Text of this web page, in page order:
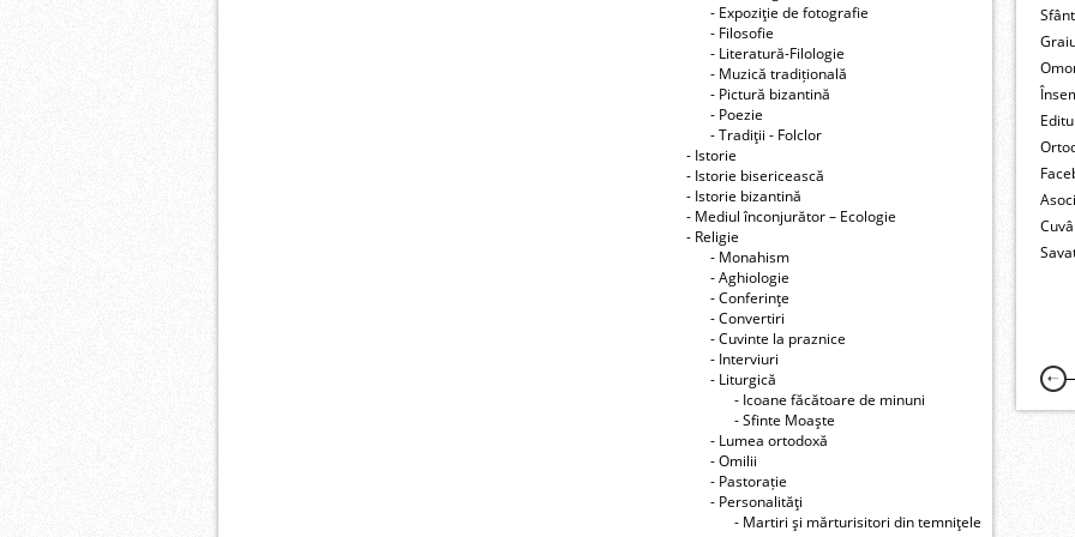
- Expoziţie de fotografie
- Filosofie
- Literatură-Filologie
- Muzică tradițională
- Pictură bizantină
- Poezie
- Tradiţii - Folclor
- Istorie
- Istorie bisericească
- Istorie bizantină
- Mediul înconjurător – Ecologie
- Religie
- Monahism
- Aghiologie
- Conferinţe
- Convertiri
- Cuvinte la praznice
- Interviuri
- Liturgică
- Icoane făcătoare de minuni
- Sfinte Moaşte
- Lumea ortodoxă
- Omilii
- Pastorație
- Personalităţi
- Martiri şi mărturisitori din temniţele